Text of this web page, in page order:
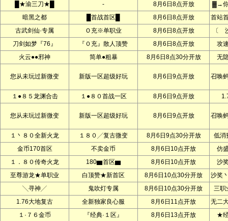
█★渝三刀★█
- 8月6日8点开放
▓→
暗黑之都
█首战首区█ 8月6日8点开放
首站
古武剑仙·专属
Ｏ充※单职业 8月6日8点开放
〔
刀剑如梦『76』
『０充』散人顶赞 8月6日8点开放
攻
火云●●邪神
简单●粗暴 8月6日8点30分开放 无
您从未玩过新微变 新版一区超级好玩 8月6日9点开放 召唤
１●８５龙渊合击 １●８０首战一区 8月6日9点开放
您从未玩过新微变 新版一区超级好玩 8月6日9点开放 召唤
１丶８０全新火龙 １８０╱复古微变 8月6日9点30分开放
低
金币170首区
不卖金币 8月6日10点开放
仿
１．８０传奇火龙
180▆首区▆ 8月6日10点开放
沙
至尊游龙★单职业
白顶赞★新首区 8月6日10点30分开放
沙奖
╲寻神╱
鬼吹灯专属 8月6日10点30分开放
三职
1.76大地复古
全新独家良心服 8月6日11点开放
无二
１·７６金币
『经典·１区』 8月6日13点开放
★